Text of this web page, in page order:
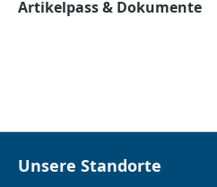
Artikelpass & Dokumente
Unsere Standorte